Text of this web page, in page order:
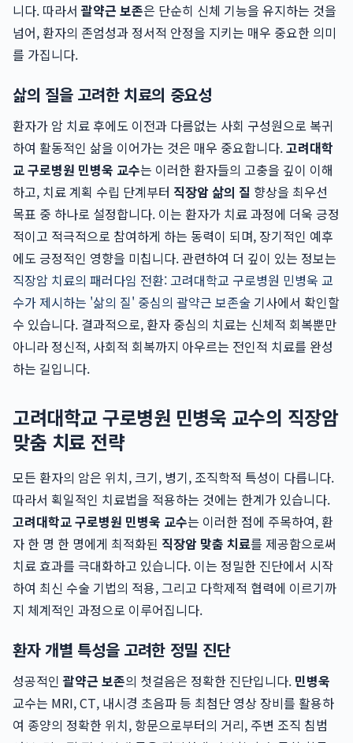
니다. 따라서괄약근 보존은 단순히 신체 기능을 유지하는 것을
넘어, 환자의 존엄성과 정서적 안정을 지키는 매우 중요한 의미
를 가집니다.
삶의 질을 고려한 치료의 중요성
환자가 암 치료 후에도 이전과 다름없는 사회 구성원으로 복귀
하여 활동적인 삶을 이어가는 것은 매우 중요합니다.고려대학
교 구로병원 민병욱 교수는 이러한 환자들의 고충을 깊이 이해
하고, 치료 계획 수립 단계부터 직장암 삶의 질 향상을 최우선
목표 중 하나로 설정합니다. 이는 환자가 치료 과정에 더욱 긍정
적이고 적극적으로 참여하게 하는 동력이 되며, 장기적인 예후
에도 긍정적인 영향을 미칩니다. 관련하여 더 깊이 있는 정보는
직장암 치료의 패러다임 전환: 고려대학교 구로병원 민병욱 교
수가 제시하는 '삶의 질' 중심의 괄약근 보존술 기사에서 확인할
수 있습니다. 결과적으로, 환자 중심의 치료는 신체적 회복뿐만
아니라 정신적, 사회적 회복까지 아우르는 전인적 치료를 완성
하는 길입니다.
고려대학교 구로병원 민병욱 교수의 직장암
맞춤 치료 전략
모든 환자의 암은 위치, 크기, 병기, 조직학적 특성이 다릅니다.
따라서 획일적인 치료법을 적용하는 것에는 한계가 있습니다.
고려대학교 구로병원 민병욱 교수는 이러한 점에 주목하여, 환
자 한 명 한 명에게 최적화된 직장암 맞춤 치료를 제공함으로써
치료 효과를 극대화하고 있습니다. 이는 정밀한 진단에서 시작
하여 최신 수술 기법의 적용, 그리고 다학제적 협력에 이르기까
지 체계적인 과정으로 이루어집니다.
환자 개별 특성을 고려한 정밀 진단
성공적인괄약근 보존의 첫걸음은 정확한 진단입니다. 민병욱
교수는 MRI, CT, 내시경 초음파 등 최첨단 영상 장비를 활용하
여 종양의 정확한 위치, 항문으로부터의 거리, 주변 조직 침범